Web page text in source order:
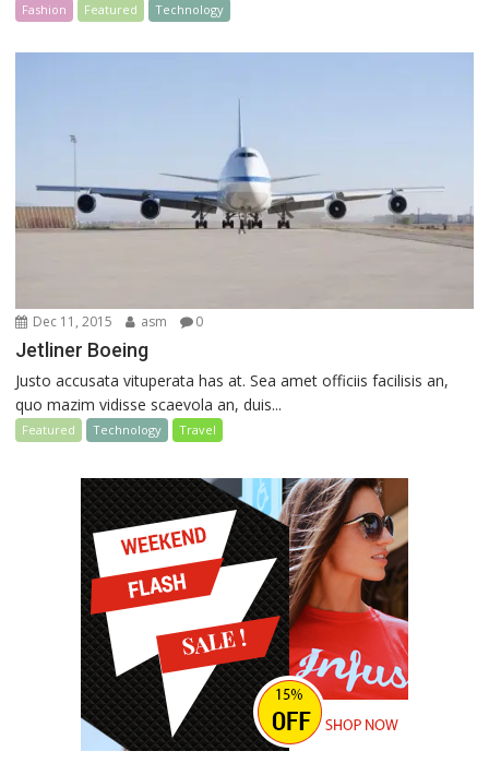
Fashion Featured Technology
Dec 11, 2015 asm 0
Jetliner Boeing
Justo accusata vituperata has at. Sea amet officiis facilisis an,
quo mazim vidisse scaevola an, duis...
Featured Technology Travel